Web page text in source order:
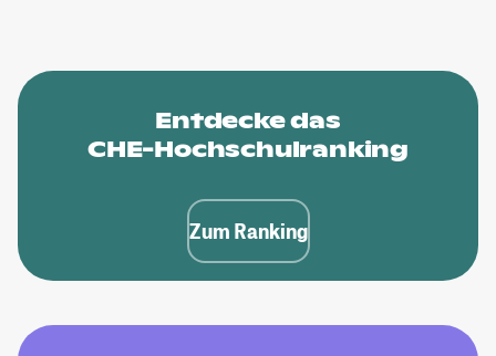
Entdecke das
CHE-Hochschulranking
Zum Ranking